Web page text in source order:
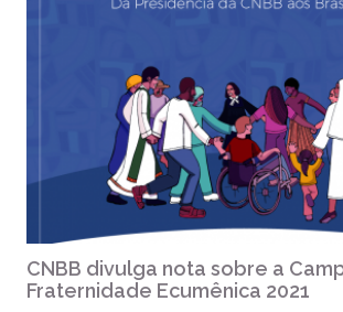
CNBB divulga nota sobre a
Fraternidade Ecumênica 2021